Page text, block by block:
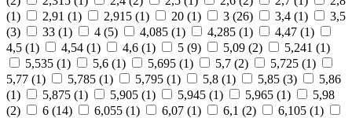
(1)
2,91 (1) 2,915 (1) 20 (1) 3 (26) 3,4 (1)
3,5
(3)
33 (1) 4 (5) 4,085 (1) 4,285 (1) 4,47 (1)
4,5 (1) 4,54 (1) 4,6 (1) 5 (9) 5,09 (2) 5,241 (1)
5,535 (1) 5,6 (1) 5,695 (1) 5,7 (2) 5,725 (1)
5,77 (1) 5,785 (1) 5,795 (1) 5,8 (1) 5,85 (3)
5,86
(1)
5,875 (1) 5,905 (1) 5,945 (1) 5,965 (1)
5,98
(2)
6 (14) 6,055 (1) 6,07 (1) 6,1 (2) 6,105 (1)